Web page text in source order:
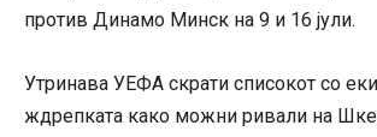
против Динамо Минск на 9 и 16 јули.
Утринава УЕФА скрати списокот со
ждрепката како можни ривали на